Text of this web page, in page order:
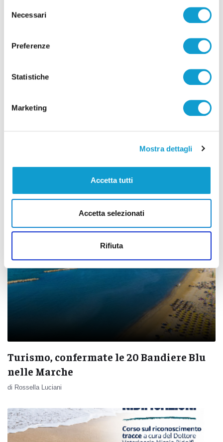
delNecessari
Preferenze
Statistiche
Marketing
Mostra dettagli
Accetta tutti
Accetta selezionati
Rifiuta
Cupra Marittima - Tragedia sfiorata in
mare, bagnino salva padre e figlio
Turismo, confermate le 20 Bandiere Blu
nelle Marche
di Rossella Luciani